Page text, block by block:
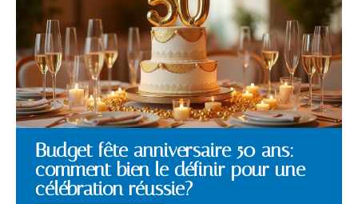
Budget fête anniversaire 50 ans:
comment bien le définir pour une
célébration réussie?